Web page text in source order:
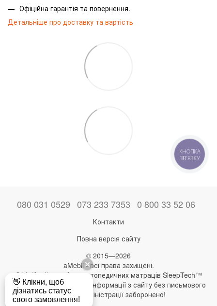
Офіційна гарантія та повернення.
Детальніше про доставку та вартість
080 031 0529 073 233 7353 0 800 33 52 06
Контакти
Повна версія сайту
© 2015—2026
aMebli - всі права захищені.
Офіційний виробник ортопедичних матраців SleepTech™
Будь-яке використання інформації з сайту без письмового
дозволу адміністрації заборонено!
КНОПКА
ЗВ'ЯЗКУ